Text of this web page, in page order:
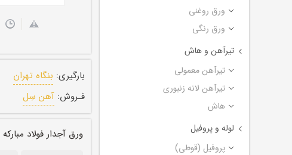
ورق روغنی
ورق رنگی
تیرآهن و هاش
تیرآهن معمولی
تیرآهن لانه زنبوری
هاش
لوله و پروفیل
پروفیل (قوطی)
بارگیری: بنگاه تهران
فـروش: آهن سِل
ورق آجدار فولاد مبارکه اصفهان ضخامت